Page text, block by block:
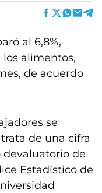
al 6,8%,
alimentos,
de acuerdo
se
de una cifra
devaluatorio de
Estadístico de